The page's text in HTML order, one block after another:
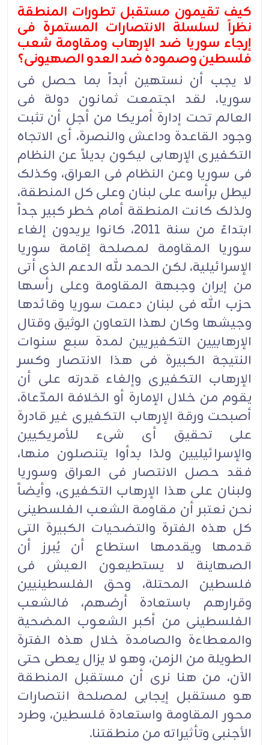
کیف تقیمون مستقبل تطورات المنطقة
نظراً لسلسلة الانتصارات المستمرة فی
إرجاء سوریا ضد الإرهاب ومقاومة شعب
فلسطین وصموده ضد العدو الصهیونی؟
لا یجب أن نستهین أبداً بما حصل فی
سوریا، لقد اجتمعت ثمانون دولة فی
العالم تحت إدارة أمریکا من أجل أن تثبت
وجود القاعدة وداعش والنصرة، أی الاتجاه
التکفیری الإرهابی لیکون بدیلاً عن النظام
فی سوریا وعن النظام فی العراق، وکذلک
لیطل برأسه على لبنان وعلى کل المنطقة،
ولذلک کانت المنطقة أمام خطر کبیر جداً
ابتداءً من سنة 2011، کانوا یریدون إلغاء
سوریا المقاومة لمصلحة إقامة سوریا
الإسرائیلیة، لکن الحمد لله الدعم الذی أتى
من إیران وجبهة المقاومة وعلى رأسها
حزب الله فی لبنان دعمت سوریا وقائدها
وجیشها وکان لهذا التعاون الوثیق وقتال
الإرهابیین التکفیریین لمدة سبع سنوات
النتیجة الکبیرة فی هذا الانتصار وکسر
الإرهاب التکفیری وإلغاء قدرته على أن
یقوم من خلال الإمارة أو الخلافة المدّعاة،
أصبحت ورقة الإرهاب التکفیری غیر قادرة
على تحقیق أی شیء للأمریکیین
والإسرائیلیین ولذا بدأوا یتنصلون منها،
فقد حصل الانتصار فی العراق وسوریا
ولبنان على هذا الإرهاب التکفیری، وأیضاً
نحن نعتبر أن مقاومة الشعب الفلسطینی
کل هذه الفترة والتضحیات الکبیرة التی
قدمها ویقدمها استطاع أن یُبرز أن
الصهاینة لا یستطیعون العیش فی
فلسطین المحتلة، وحق الفلسطینیین
وقرارهم باستعادة أرضهم، فالشعب
الفلسطینی من أکبر الشعوب المضحیة
والمعطاءة والصامدة خلال هذه الفترة
الطویلة من الزمن، وهو لا یزال یعطی حتى
الآن، من هنا نرى أن مستقبل المنطقة
هو مستقبل إیجابی لمصلحة انتصارات
محور المقاومة واستعادة فلسطین، وطرد
الأجنبی وتأثیراته من منطقتنا.